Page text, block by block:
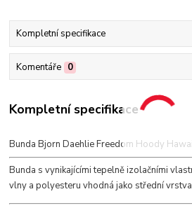
Kompletní specifikace
Komentáře 0
Kompletní specifikace
Bunda Bjorn Daehlie Freedom Hoody
Bunda s vynikajícími tepelně izolačními
vlny a polyesteru vhodná jako střední